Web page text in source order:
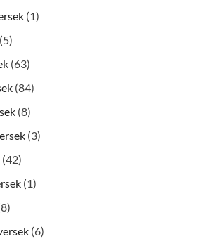
(1)
(5)
(63)
(84)
(8)
(3)
(42)
(1)
(6)